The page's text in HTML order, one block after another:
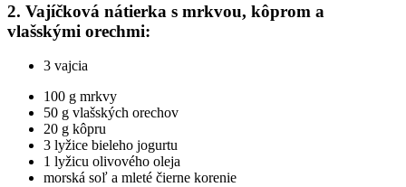
2. Vajíčková nátierka s mrkvou, kôprom a
vlašskými orechmi:
3 vajcia
100 g mrkvy
50 g vlašských orechov
20 g kôpru
3 lyžice bieleho jogurtu
1 lyžicu olivového oleja
morská soľ a mleté čierne korenie